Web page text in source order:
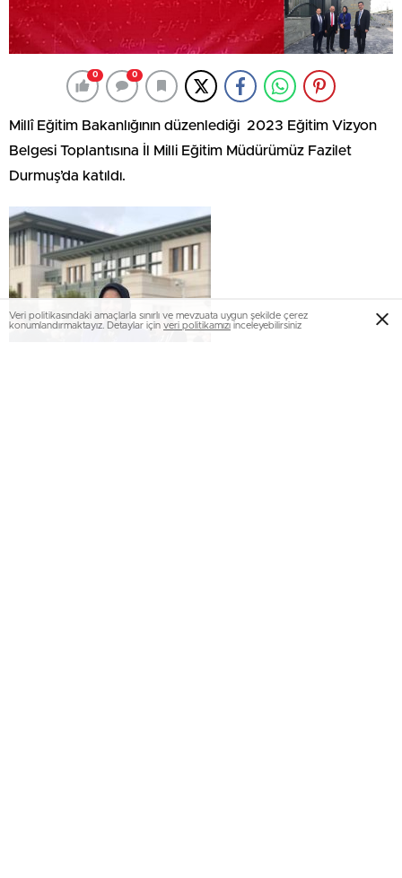
0 0
Millî Eğitim Bakanlığının düzenlediği 2023 Eğitim Vizyon
Belgesi Toplantısına İl Milli Eğitim Müdürümüz Fazilet
Durmuş’da katıldı.
Veri politikasındaki amaçlarla sınırlı ve mevzuata uygun şekilde çerez
konumlandırmaktayız. Detaylar için veri politikamızı inceleyebilirsiniz